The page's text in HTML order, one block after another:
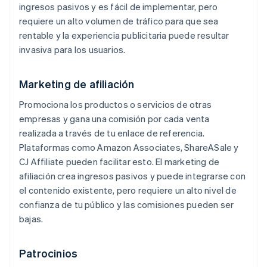
ingresos pasivos y es fácil de implementar, pero
requiere un alto volumen de tráfico para que sea
rentable y la experiencia publicitaria puede resultar
invasiva para los usuarios.
Marketing de afiliación
Promociona los productos o servicios de otras
empresas y gana una comisión por cada venta
realizada a través de tu enlace de referencia.
Plataformas como Amazon Associates, ShareASale y
CJ Affiliate pueden facilitar esto. El marketing de
afiliación crea ingresos pasivos y puede integrarse con
el contenido existente, pero requiere un alto nivel de
confianza de tu público y las comisiones pueden ser
bajas.
Patrocinios